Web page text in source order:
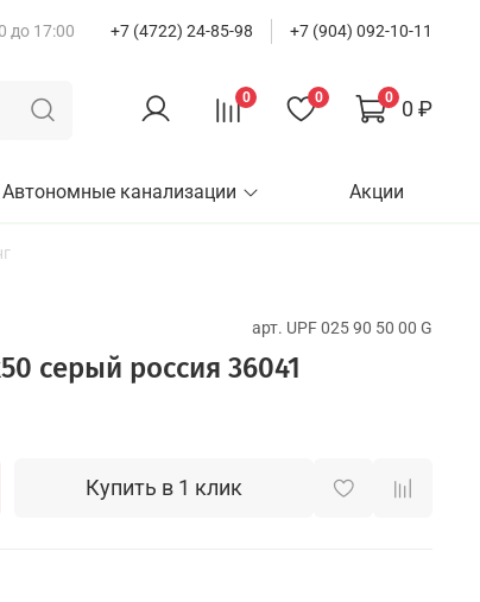
до 17:00 +7 (4722) 24-85-98 +7 (904) 092-10-11
0 0 0 0 ₽
Автономные канализации Акции
арт. UPF 025 90 50 00 G
серый россия 36041
Купить в 1 клик